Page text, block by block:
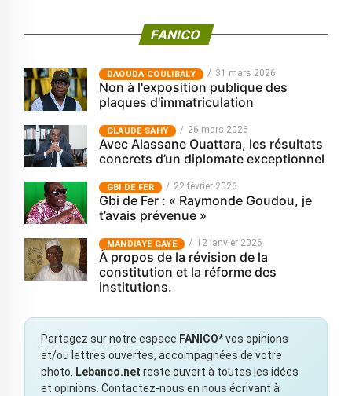
FANICO
‎DAOUDA COULIBALY 31 mars 2026
Non à l'exposition publique des
plaques d'immatriculation
CLAUDE SAHY 26 mars 2026
Avec Alassane Ouattara, les résultats
concrets d’un diplomate exceptionnel
GBI DE FER 22 février 2026
Gbi de Fer : « Raymonde Goudou, je
t’avais prévenue »
MANDIAYE GAYE 12 janvier 2026
À propos de la révision de la
constitution et la réforme des
institutions.
Partagez sur notre espace FANICO*vos opinions
et/ou lettres ouvertes, accompagnées de votre
photo.
Lebanco.net reste ouvert à toutes les idées
et opinions. Contactez-nous en nous écrivant à